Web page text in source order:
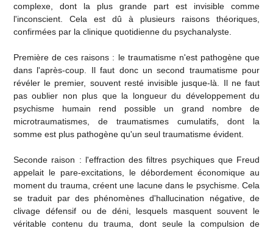
complexe, dont la plus grande part est invisible comme
l'inconscient. Cela est dû à plusieurs raisons théoriques,
confirmées par la clinique quotidienne du psychanalyste.
Première de ces raisons : le traumatisme n'est pathogène que
dans l'après-coup. Il faut donc un second traumatisme pour
révéler le premier, souvent resté invisible jusque-là. Il ne faut
pas oublier non plus que la longueur du développement du
psychisme humain rend possible un grand nombre de
microtraumatismes, de traumatismes cumulatifs, dont la
somme est plus pathogène qu'un seul traumatisme évident.
Seconde raison : l'effraction des filtres psychiques que Freud
appelait le pare-excitations, le débordement économique au
moment du trauma, créent une lacune dans le psychisme. Cela
se traduit par des phénomènes d'hallucination négative, de
clivage défensif ou de déni, lesquels masquent souvent le
véritable contenu du trauma, dont seule la compulsion de